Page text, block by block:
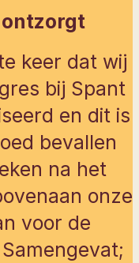
ontzorgt
keer dat wij
bij Spant
en dit is
bevallen
na het
onze
voor de